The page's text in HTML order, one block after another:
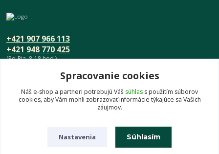
+421 948 770 425
+421 907 966 113
(Po-Pia, 8-18 hod.)
info@umeniedomova.skSpracovanie cookies
Náš e-shop a partneri potrebujú Váš súhlas s použitím súborov
cookies, aby Vám mohli zobrazovať informácie týkajúce sa Vašich
záujmov.
Nastavenia Súhlasím